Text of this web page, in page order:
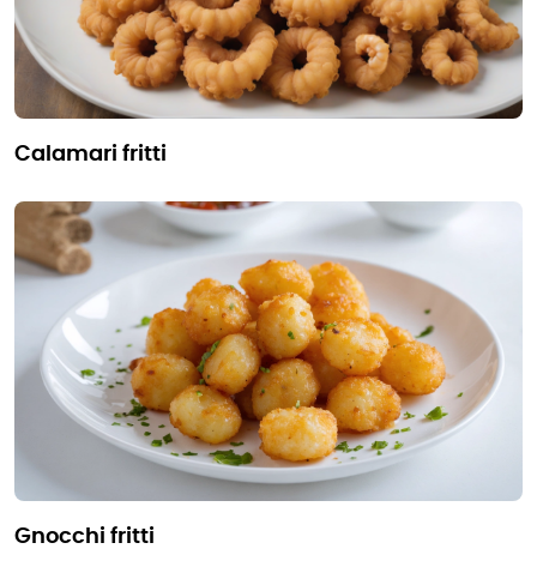
calamari fritti
gnocchi fritti